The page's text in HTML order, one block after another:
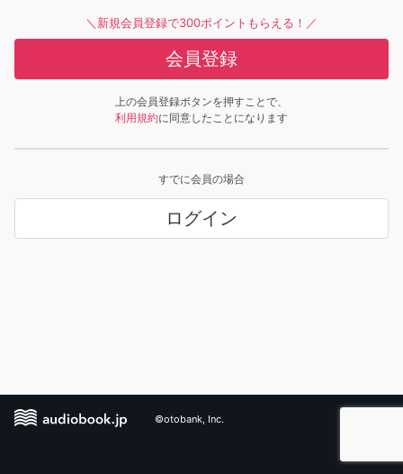
＼新規会員登録で300ポイントもらえる！／
会員登録
上の会員登録ボタンを押すことで、
利用規約に同意したことになります
すでに会員の場合
ログイン
©otobank, Inc.